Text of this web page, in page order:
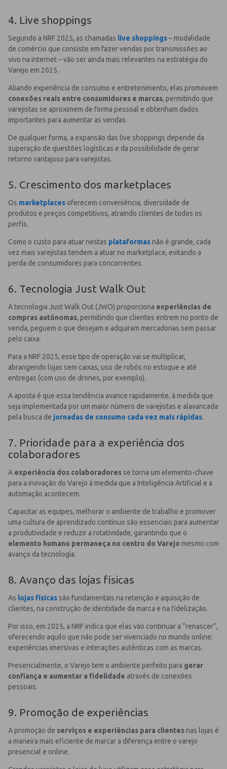
4. Live shoppings
Segundo a NRF 2025, as chamadas live shoppings– modalidade
de comércio que consiste em fazer vendas por transmissões ao
vivo na internet – vão ser ainda mais relevantes na estratégia do
Varejo em 2025.
Aliando experiência de consumo e entretenimento, elas promovem
conexões reais entre consumidores e marcas, permitindo que
varejistas se aproximem de forma pessoal e obtenham dados
importantes para aumentar as vendas.
De qualquer forma, a expansão das live shoppings depende da
superação de questões logísticas e da possibilidade de gerar
retorno vantajoso para varejistas.
5. Crescimento dos marketplaces
Os marketplaces oferecem conveniência, diversidade de
produtos e preços competitivos, atraindo clientes de todos os
perfis.
Como o custo para atuar nestas plataformasnão é grande, cada
vez mais varejistas tendem a atuar no marketplace, evitando a
perda de consumidores para concorrentes.
6. Tecnologia Just Walk Out
A tecnologia Just Walk Out (JWO) proporciona experiências de
compras autônomas, permitindo que clientes entrem no ponto de
venda, peguem o que desejam e adquiram mercadorias sem passar
pelo caixa.
Para a NRF 2025, esse tipo de operação vai se multiplicar,
abrangendo lojas sem caixas, uso de robôs no estoque e até
entregas (com uso de drones, por exemplo).
A aposta é que essa tendência avance rapidamente, à medida que
seja implementada por um maior número de varejistas e alavancada
pela busca de jornadas de consumo cada vez mais rápidas.
7. Prioridade para a experiência dos
colaboradores
A experiência dos colaboradores se torna um elemento-chave
para a inovação do Varejo à medida que a Inteligência Artificial e a
automação acontecem.
Capacitar as equipes, melhorar o ambiente de trabalho e promover
uma cultura de aprendizado contínuo são essenciais para aumentar
a produtividade e reduzir a rotatividade, garantindo que o
elemento humano permaneça no centro do Varejo mesmo com
avanço da tecnologia.
8. Avanço das lojas físicas
As lojas físicas são fundamentais na retenção e aquisição de
clientes, na construção de identidade da marca e na fidelização.
Por isso, em 2025, a NRF indica que elas vão continuar a “renascer”,
oferecendo aquilo que não pode ser vivenciado no mundo online:
experiências imersivas e interações autênticas com as marcas.
Presencialmente, o Varejo tem o ambiente perfeito para gerar
confiança e aumentar a fidelidade através de conexões
pessoais.
9. Promoção de experiências
A promoção de serviços e experiências para clientesnas lojas é
a maneira mais eficiente de marcar a diferença entre o varejo
presencial e online.